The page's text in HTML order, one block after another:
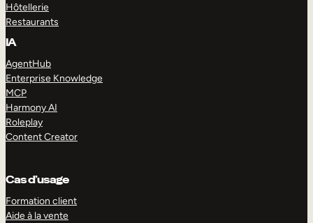
Hôtellerie
Restaurants
IA
AgentHub
Enterprise Knowledge
MCP
Harmony AI
Roleplay
Content Creator
Cas d’usage
Formation client
Aide à la vente